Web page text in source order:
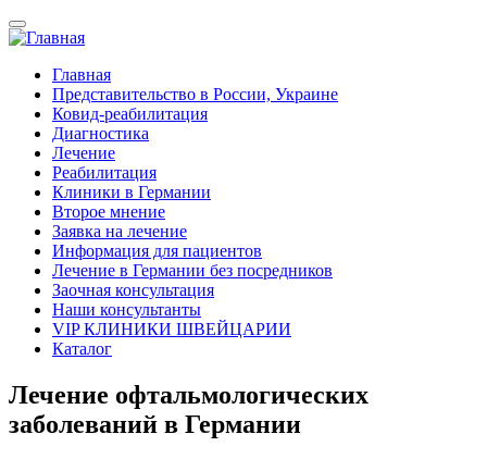
Перейти
к
содержанию
Mobile
navigation
Главная
Представительство в России, Украине
Ковид-реабилитация
Диагностика
Лечение
Реабилитация
Клиники в Германии
Второе мнение
Заявка на лечение
Информация для пациентов
Лечение в Германии без посредников
Заочная консультация
Наши консультанты
VIP КЛИНИКИ ШВЕЙЦАРИИ
Каталог
Лечение офтальмологических
заболеваний в Германии